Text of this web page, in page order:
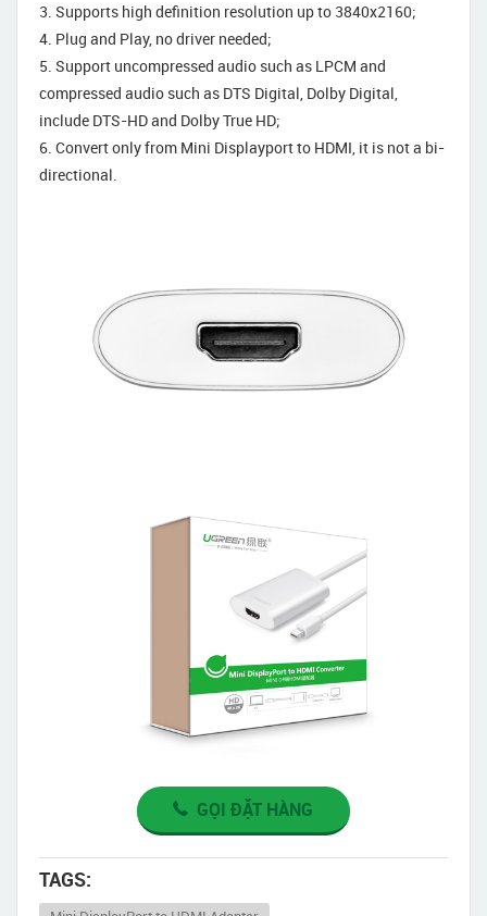
3. Supports high definition resolution up to 3840x2160;
4. Plug and Play, no driver needed;
5. Support uncompressed audio such as LPCM and
compressed audio such as DTS Digital, Dolby Digital,
include DTS-HD and Dolby True HD;
6. Convert only from Mini Displayport to HDMI, it is not a bi-
directional.
GỌI ĐẶT HÀNG
TAGS: